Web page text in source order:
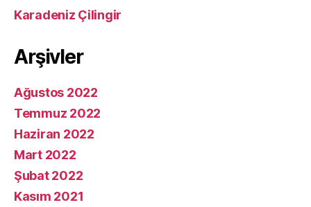
Karadeniz Çilingir
Arşivler
Ağustos 2022
Temmuz 2022
Haziran 2022
Mart 2022
Şubat 2022
Kasım 2021